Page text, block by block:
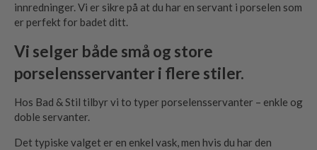
innredninger. Vi er sikre på at du har en servant i porselen som
er perfekt for badet ditt.
Vi selger både små og store
porselensservanter i flere stiler.
Hos Bad & Stil tilbyr vi to typer porselensservanter – enkle og
doble servanter.
Det typiske valget er en enkel vask, men hvis du har den